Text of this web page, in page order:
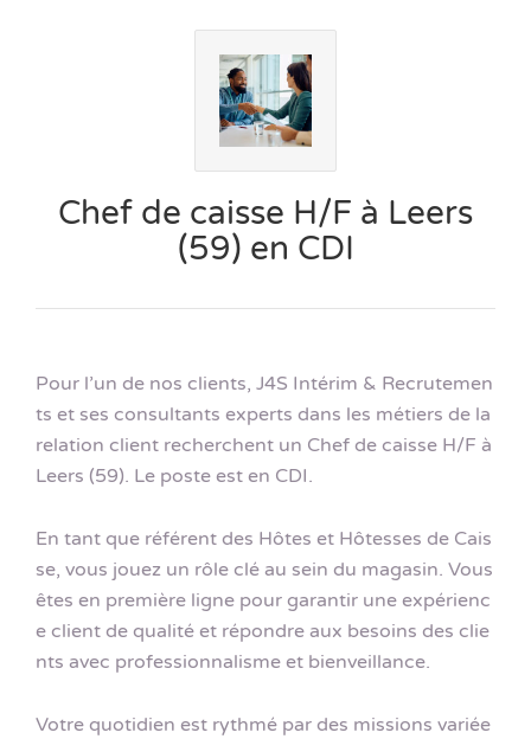
Chef de caisse H/F à Leers
(59) en CDI
Pour l’un de nos clients, J4S Intérim & Recrutemen
ts et ses consultants experts dans les métiers de la
relation client recherchent un Chef de caisse H/F à
Leers (59). Le poste est en CDI.
En tant que référent des Hôtes et Hôtesses de Cais
se, vous jouez un rôle clé au sein du magasin. Vous
êtes en première ligne pour garantir une expérienc
e client de qualité et répondre aux besoins des clie
nts avec professionnalisme et bienveillance.
Votre quotidien est rythmé par des missions variée